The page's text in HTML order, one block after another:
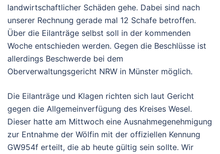
landwirtschaftlicher Schäden gehe. Dabei sind nach
unserer Rechnung gerade mal 12 Schafe betroffen.
Über die Eilanträge selbst soll in der kommenden
Woche entschieden werden. Gegen die Beschlüsse ist
allerdings Beschwerde bei dem
Oberverwaltungsgericht NRW in Münster möglich.
Die Eilanträge und Klagen richten sich laut Gericht
gegen die Allgemeinverfügung des Kreises Wesel.
Dieser hatte am Mittwoch eine Ausnahmegenehmigung
zur Entnahme der Wölfin mit der offiziellen Kennung
GW954f erteilt, die ab heute gültig sein sollte. Wir